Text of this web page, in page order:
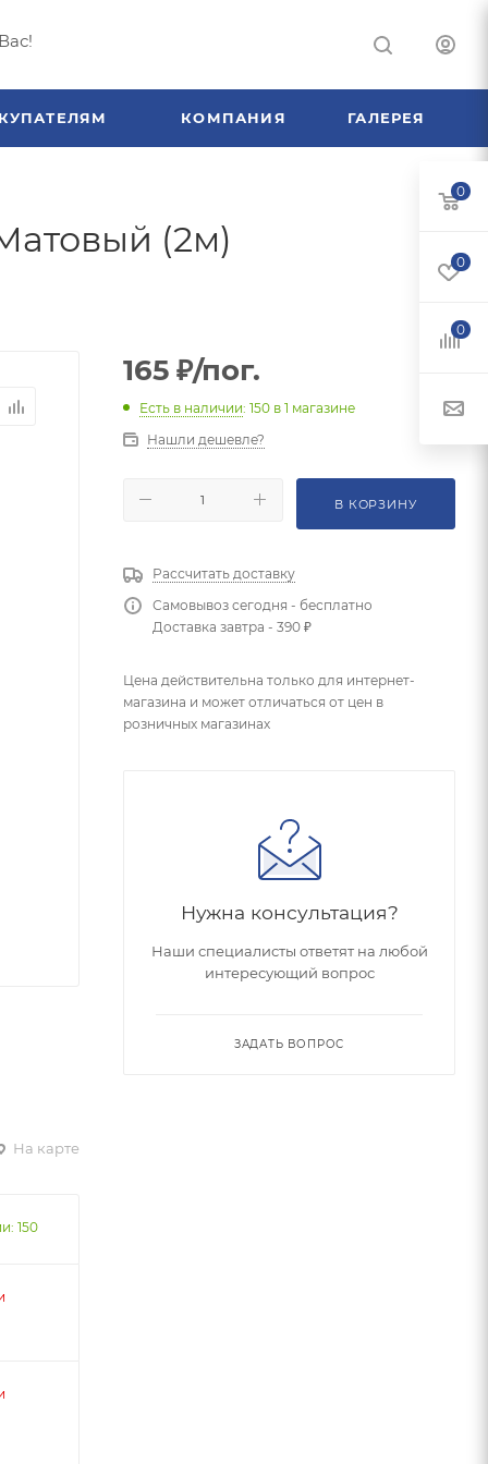
КОМПАНИЯ ГАЛЕРЕЯ
(2м)
На карте
150
165 ₽/пог.
Есть в наличии: 150 в 1 магазине
Нашли дешевле?
В КОРЗИНУ
Рассчитать доставку
Самовывоз сегодня - бесплатно
Доставка завтра - 390 ₽
Цена действительна только для интернет-
магазина и может отличаться от цен в
розничных магазинах
Нужна консультация?
Наши специалисты ответят на любой
интересующий вопрос
ЗАДАТЬ ВОПРОС
0
0
0